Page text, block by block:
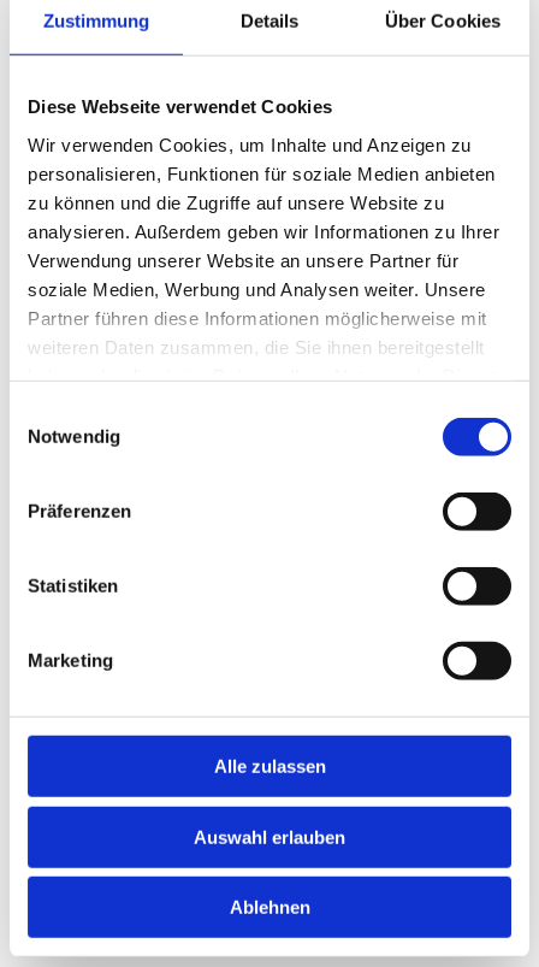
Zustimmung Details Über Cookies
Diese Webseite verwendet Cookies
Wir verwenden Cookies, um Inhalte und Anzeigen zu
personalisieren, Funktionen für soziale Medien anbieten
zu können und die Zugriffe auf unsere Website zu
analysieren. Außerdem geben wir Informationen zu Ihrer
Verwendung unserer Website an unsere Partner für
soziale Medien, Werbung und Analysen weiter. Unsere
Partner führen diese Informationen möglicherweise mit
weiteren Daten zusammen, die Sie ihnen bereitgestellt
Notwendig
Präferenzen
Statistiken
Marketing
Alle zulassen
Auswahl erlauben
Ablehnen
Lagerlogistik, idealerweise in einem Industrie-
oder Produktionsbetrieb
Sehr gute Kenntnisse im Umgang mit
Lagerprozessen
Gültiger Staplerscheinund sicherer Umgang mit
Flurförderfahrzeugen
Ausgeprägtes Verantwortungsbewusstsein,
Organisationsstärke und eine strukturierte
Arbeitsweise
Standort: